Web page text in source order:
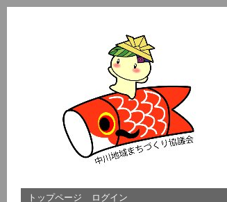
トップページ ログイン